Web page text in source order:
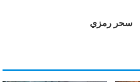
سحر رمزي